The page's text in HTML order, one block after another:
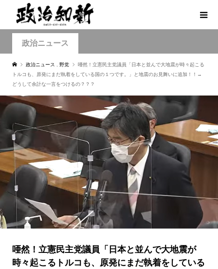
政治ニュース
政治ニュース 野党
唖然！立憲民主党議員「日本と並んで大地震が時々起こる
トルコも、原発にまだ執着をしている国の１つです。」と地震のお見舞いに追加！！→
どうして余計な一言をつけるの？？？
唖然！立憲民主党議員「日本と並んで大地震が
時々起こるトルコも、原発にまだ執着をしている